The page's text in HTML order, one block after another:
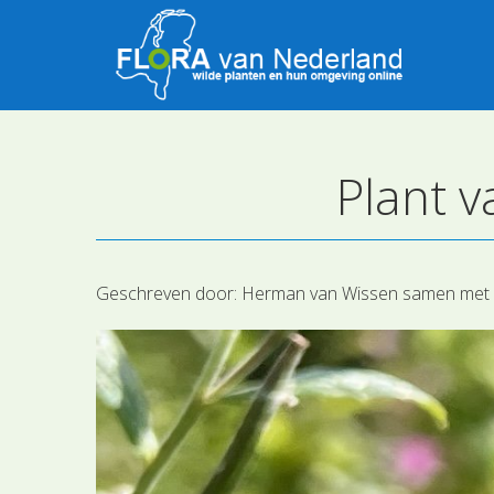
Plant
Geschreven door: Herman van Wissen samen